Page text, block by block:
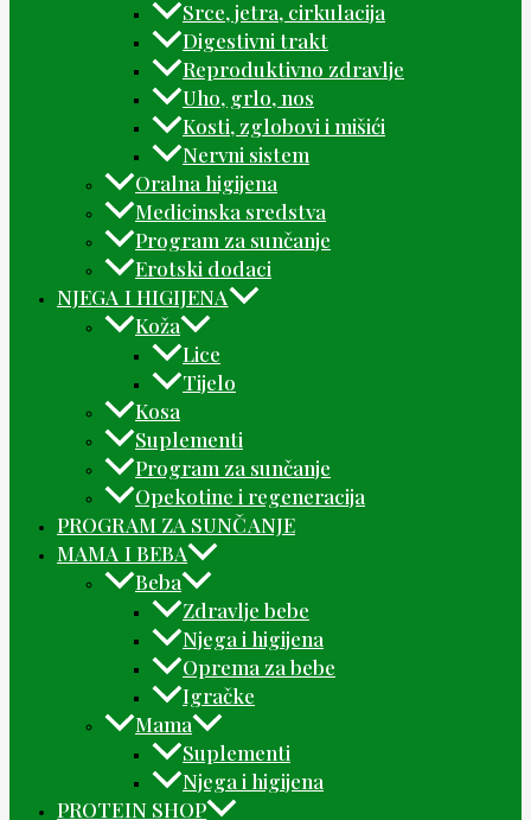
Srce, jetra, cirkulacija
Digestivni trakt
Reproduktivno zdravlje
Uho, grlo, nos
Kosti, zglobovi i mišići
Nervni sistem
Oralna higijena
Medicinska sredstva
Program za sunčanje
Erotski dodaci
NJEGA I HIGIJENA
Koža
Lice
Tijelo
Kosa
Suplementi
Program za sunčanje
Opekotine i regeneracija
PROGRAM ZA SUNČANJE
MAMA I BEBA
Beba
Zdravlje bebe
Njega i higijena
Oprema za bebe
Igračke
Mama
Suplementi
Njega i higijena
PROTEIN SHOP